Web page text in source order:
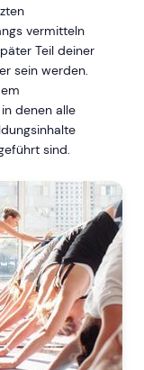
vermitteln
Teil deiner
sein werden.
denen alle
sind.